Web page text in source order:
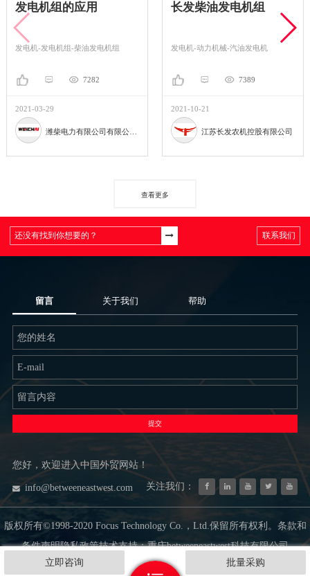
立即咨询 批量采购
发电机组的应用
发电机-发电机组-柴油发电机组
7282
2021-03-29
潍柴电力有限公司有限公司。
长发柴油发电机组
发电机-动力机械-汽油发电机
7389
2021-10-21
江苏长发农机控股有限公司
查看更多
联系我们
留言 关于我们 帮助
提交
您好，欢迎进入中国外贸网站！
info@betweeneastwest.com 关注我们：
版权所有©1998-2020 Focus Technology Co.，Ltd.保留所有权利。条款和
条件声明隐私政策技术支持：重庆betweeneastwest科技有限公司